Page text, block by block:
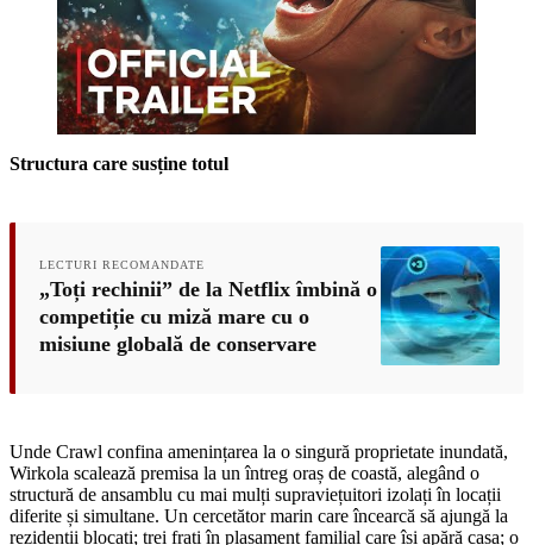
Structura care susține totul
LECTURI RECOMANDATE
„Toți rechinii” de la Netflix îmbină o
competiție cu miză mare cu o
misiune globală de conservare
Unde Crawl confina amenințarea la o singură proprietate inundată,
Wirkola scalează premisa la un întreg oraș de coastă, alegând o
structură de ansamblu cu mai mulți supraviețuitori izolați în locații
diferite și simultane. Un cercetător marin care încearcă să ajungă la
rezidenții blocați; trei frați în plasament familial care își apără casa; o